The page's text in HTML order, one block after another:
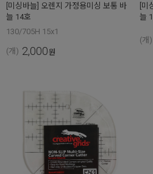
[미싱바늘] 오렌지 가정용미싱 보통 바
늘 14호
130/705H 15x1
(개) 2,000원
[미
늘
(개)